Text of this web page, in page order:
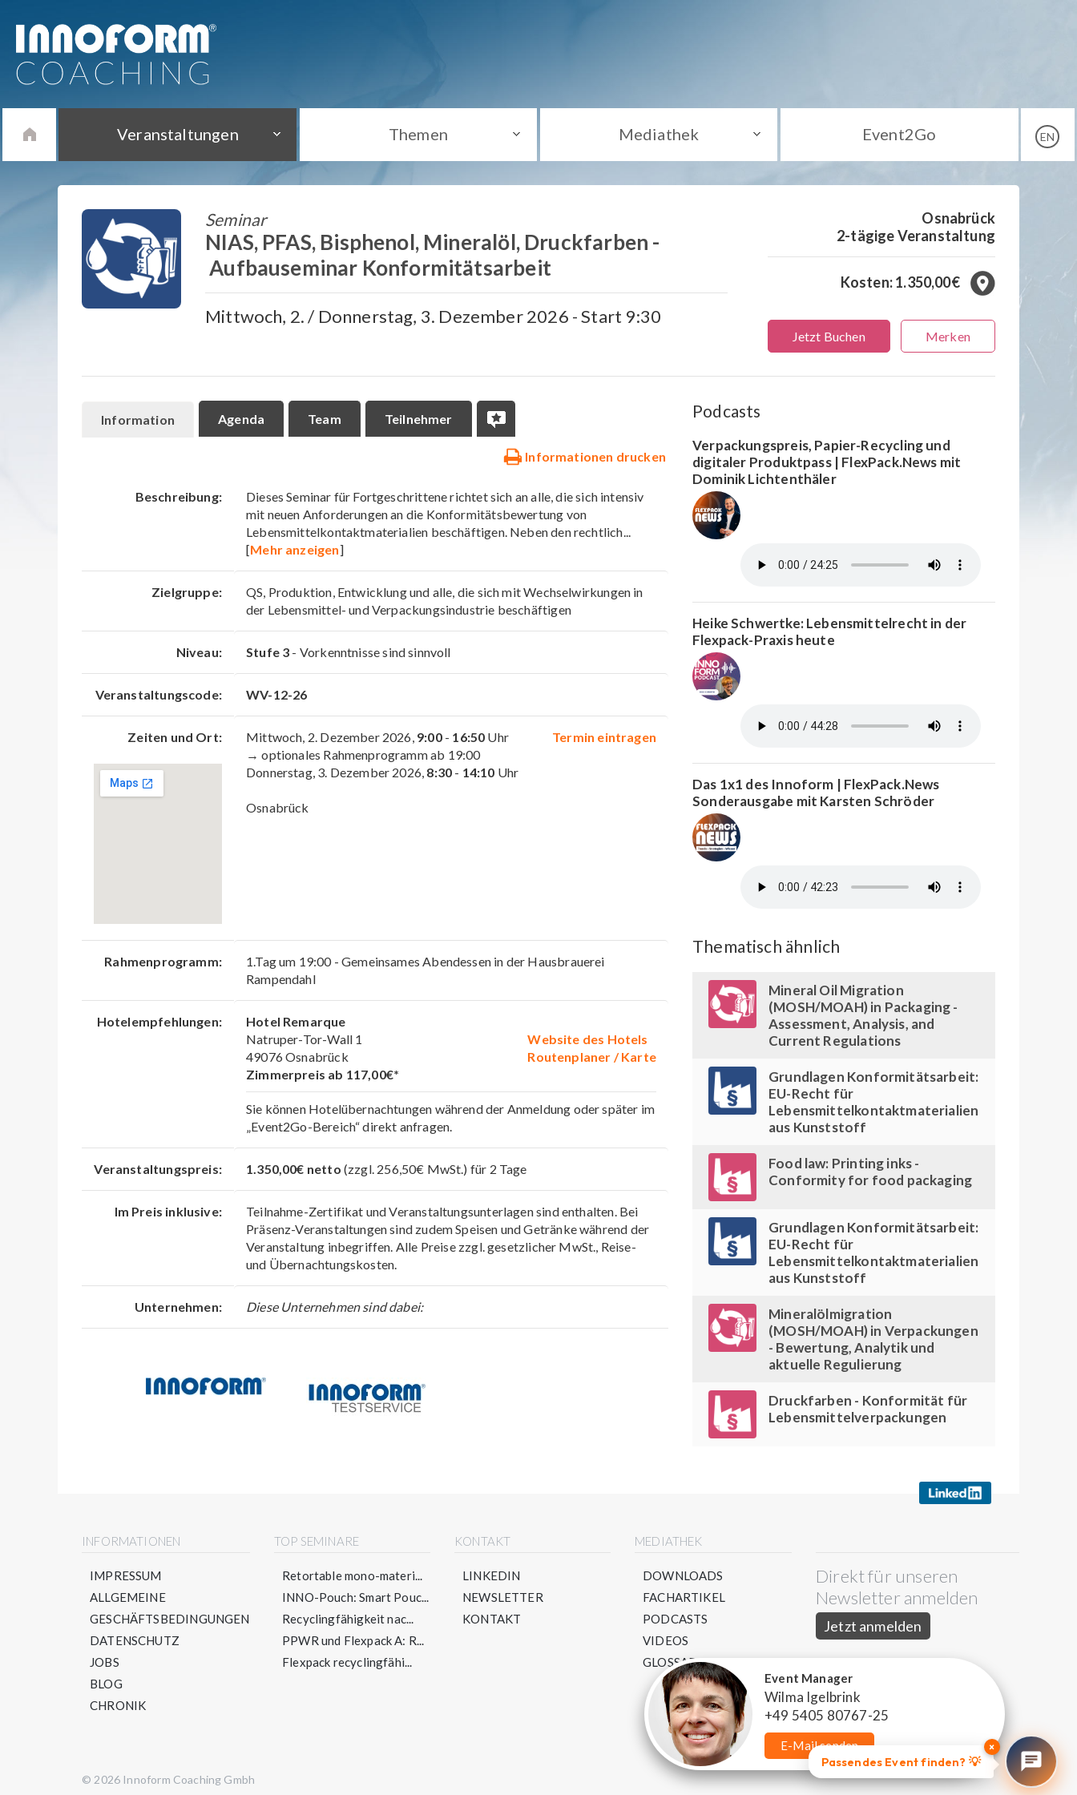
Veranstaltungen Themen Mediathek Event2Go EN
Seminar
NIAS, PFAS, Bisphenol, Mineralöl, Druckfarben -
Aufbauseminar Konformitätsarbeit
Mittwoch, 2. / Donnerstag, 3. Dezember 2026 - Start 9:30
Osnabrück
2-tägige Veranstaltung
Kosten: 1.350,00€
Jetzt Buchen Merken
Information Agenda Team Teilnehmer
Informationen drucken
Beschreibung:
Dieses Seminar für Fortgeschrittene richtet sich an alle, die sich intensiv
mit neuen Anforderungen an die Konformitätsbewertung von
Lebensmittelkontaktmaterialien beschäftigen. Neben den rechtlich...
[Mehr anzeigen]
Zielgruppe:
QS, Produktion, Entwicklung und alle, die sich mit Wechselwirkungen in
der Lebensmittel- und Verpackungsindustrie beschäftigen
Niveau: Stufe 3 - Vorkenntnisse sind sinnvoll
Veranstaltungscode: WV-12-26
Zeiten und Ort: Termin eintragen
Mittwoch, 2. Dezember 2026, 9:00- 16:50 Uhr
→ optionales Rahmenprogramm ab 19:00
Donnerstag, 3. Dezember 2026, 8:30 - 14:10 Uhr
Osnabrück
Rahmenprogramm:
1.Tag um 19:00 - Gemeinsames Abendessen in der Hausbrauerei
Rampendahl
Hotelempfehlungen:
Hotel Remarque
Website des Hotels
Routenplaner / Karte
Natruper-Tor-Wall 1
49076 Osnabrück
Zimmerpreis ab 117,00€*
Sie können Hotelübernachtungen während der Anmeldung oder später im
„Event2Go-Bereich“ direkt anfragen.
Veranstaltungspreis: 1.350,00€ netto (zzgl. 256,50€ MwSt.) für 2 Tage
Im Preis inklusive:
Teilnahme-Zertifikat und Veranstaltungsunterlagen sind enthalten. Bei
Präsenz-Veranstaltungen sind zudem Speisen und Getränke während der
Veranstaltung inbegriffen. Alle Preise zzgl. gesetzlicher MwSt., Reise-
und Übernachtungskosten.
Unternehmen: Diese Unternehmen sind dabei:
Event Manager
Wilma Igelbrink
+49 5405 80767-25
E-Mail senden
Podcasts
Verpackungspreis, Papier-Recycling und
digitaler Produktpass | FlexPack.News mit
Dominik Lichtenthäler
Heike Schwertke: Lebensmittelrecht in der
Flexpack-Praxis heute
Das 1x1 des Innoform | FlexPack.News
Sonderausgabe mit Karsten Schröder
Thematisch ähnlich
Mineral Oil Migration
(MOSH/MOAH) in Packaging -
Assessment, Analysis, and
Current Regulations
Grundlagen Konformitätsarbeit:
EU-Recht für
Lebensmittelkontaktmaterialien
aus Kunststoff
Food law: Printing inks -
Conformity for food packaging
Grundlagen Konformitätsarbeit:
EU-Recht für
Lebensmittelkontaktmaterialien
aus Kunststoff
Mineralölmigration
(MOSH/MOAH) in Verpackungen
- Bewertung, Analytik und
aktuelle Regulierung
Druckfarben - Konformität für
Lebensmittelverpackungen
INFORMATIONEN
IMPRESSUM
ALLGEMEINE
GESCHÄFTSBEDINGUNGEN
DATENSCHUTZ
JOBS
BLOG
CHRONIK
TOP SEMINARE
Retortable mono-materi...
INNO-Pouch: Smart Pouc...
Recyclingfähigkeit nac...
PPWR und Flexpack A: R...
Flexpack recyclingfähi...
KONTAKT
LINKEDIN
NEWSLETTER
KONTAKT
MEDIATHEK
DOWNLOADS
FACHARTIKEL
PODCASTS
VIDEOS
GLOSSAR
Direkt für unseren
Newsletter anmelden
Jetzt anmelden
© 2026 Innoform Coaching Gmbh
×
Passendes Event finden? 💡